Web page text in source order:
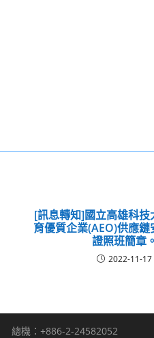
[訊息轉知]國立高雄科技
育優質企業(AEO)供應
證照班簡章
2022-11-17
總機：+886-2-24582052